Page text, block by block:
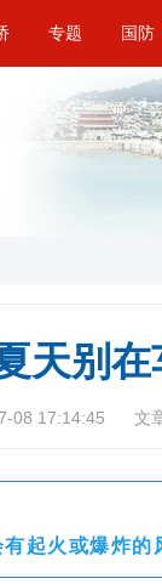
专题 国防
天别
08 17:14:45 文
起火或爆炸的